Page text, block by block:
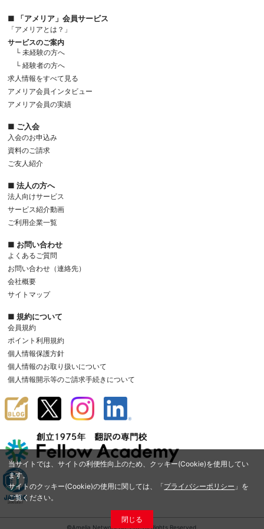
当サイトでは、サイトの利便性向上のため、クッキー(Cookie)を使用してい
ます。
サイトのクッキー(Cookie)の使用に関しては、「プライバシーポリシー 」を
ご覧ください。
閉じる
■ 「アメリア」会員サービス
「アメリアとは？」
サービスのご案内
└ 未経験の方へ
└ 経験者の方へ
求人情報をすべて見る
アメリア会員インタビュー
アメリア会員の実績
■ ご入会
入会のお申込み
資料のご請求
ご友人紹介
■ 法人の方へ
法人向けサービス
サービス紹介動画
ご利用企業一覧
■ お問い合わせ
よくあるご質問
お問い合わせ（連絡先）
会社概要
サイトマップ
■ 規約について
会員規約
ポイント利用規約
個人情報保護方針
個人情報のお取り扱いについて
個人情報開示等のご請求手続きについて
©Amelia Network Co.,Ltd. All Rights Reserved.